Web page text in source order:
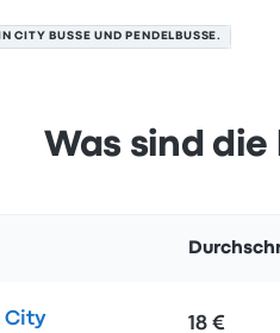
CITY BUSSE UND PENDELBUSSE.
Was sind
City 18 €